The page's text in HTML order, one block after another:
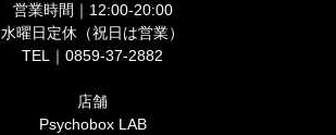
営業時間｜12:00-20:00
水曜日定休（祝日は営業）
TEL｜0859-37-2882
店舗
Psychobox LAB